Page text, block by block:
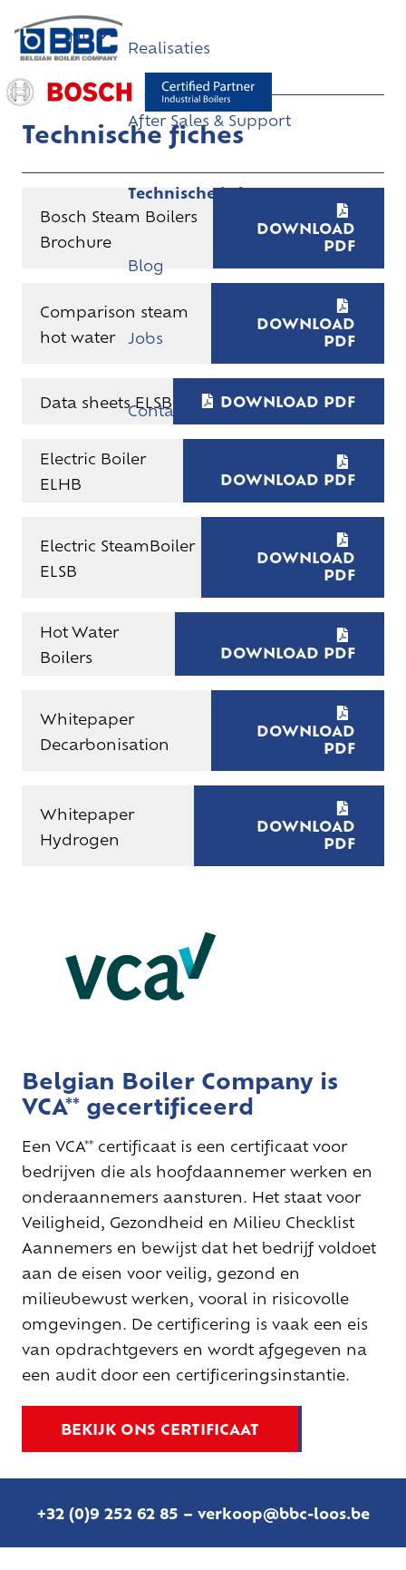
NL
Realisaties
After Sales & Support
Technische info
Blog
Jobs
Contact
Technische fiches
Bosch Steam Boilers
Brochure
DOWNLOAD
PDF
Comparison steam
hot water
DOWNLOAD
PDF
Data sheets ELSB DOWNLOAD PDF
Electric Boiler
ELHB
DOWNLOAD PDF
Electric SteamBoiler
ELSB
DOWNLOAD
PDF
Hot Water
Boilers
DOWNLOAD PDF
Whitepaper
Decarbonisation
DOWNLOAD
PDF
Whitepaper
Hydrogen
DOWNLOAD
PDF
Belgian Boiler Company is
VCA** gecertificeerd
Een VCA** certificaat is een certificaat voor
bedrijven die als hoofdaannemer werken en
onderaannemers aansturen. Het staat voor
Veiligheid, Gezondheid en Milieu Checklist
Aannemers en bewijst dat het bedrijf voldoet
aan de eisen voor veilig, gezond en
milieubewust werken, vooral in risicovolle
omgevingen. De certificering is vaak een eis
van opdrachtgevers en wordt afgegeven na
een audit door een certificeringsinstantie.
BEKIJK ONS CERTIFICAAT
+32 (0)9 252 62 85 – verkoop@bbc-loos.be